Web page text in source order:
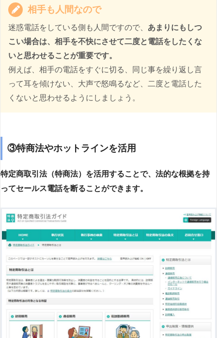
相手も人間なので
迷惑電話をしている側も人間ですので、 あまりにもしつ
こい場合は、相手を不快にさせて二度と電話をしたくな
いと思わせることが重要です。
例えば、相手の電話をすぐに切る、同じ事を繰り返し言
って耳を傾けない、大声で怒鳴るなど、二度と電話した
くないと思わせるようにしましょう。
③特商法やホットラインを活用
特定商取引法（特商法）を活用することで、法的な根拠を持
ってセールス電話を断ることができます。